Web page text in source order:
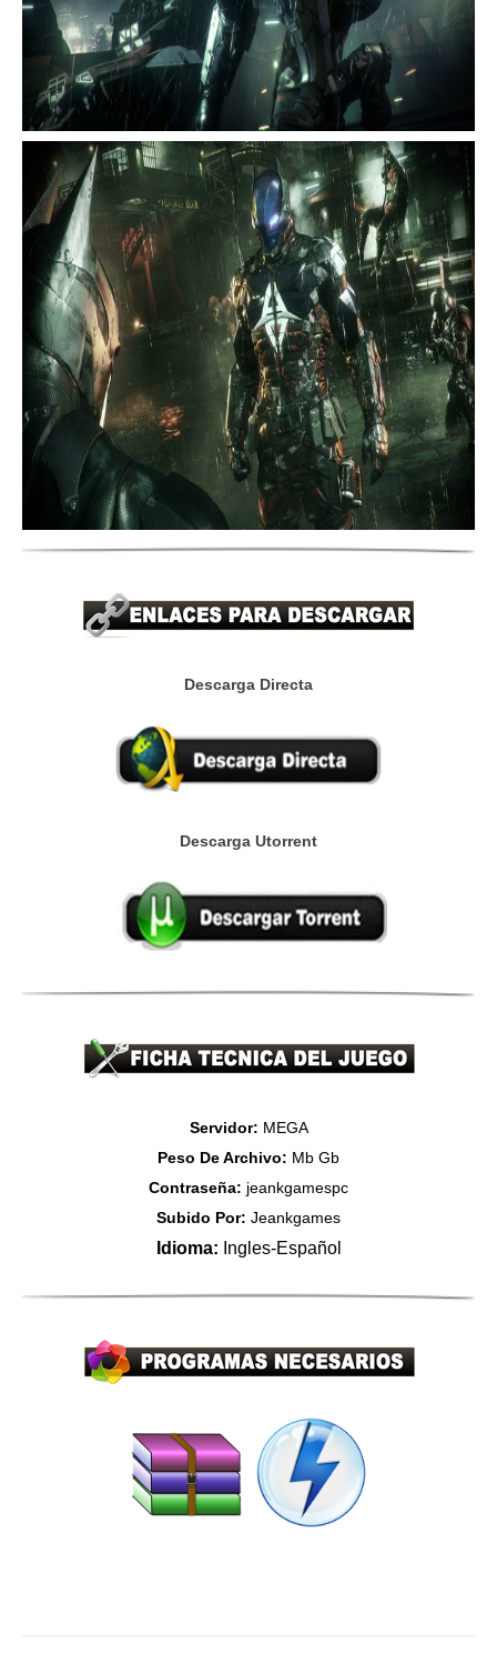
Descarga Directa
Descarga Utorrent
Servidor: MEGA
Peso De Archivo: Mb Gb
Contraseña: jeankgamespc
Subido Por: Jeankgames
Idioma: Ingles-Español